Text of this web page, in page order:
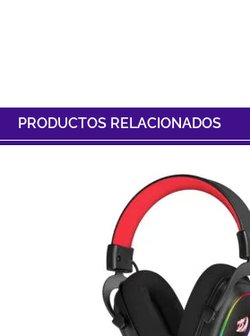
PRODUCTOS RELACIONADOS